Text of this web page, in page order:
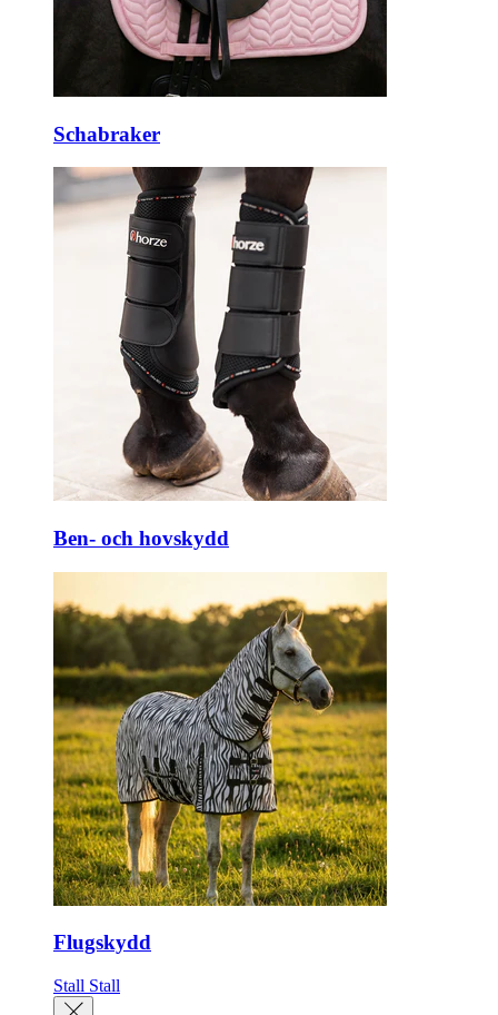
Schabraker
Ben- och hovskydd
Flugskydd
Stall Stall